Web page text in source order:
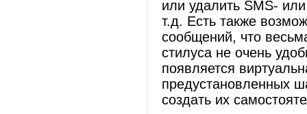
или удалить SMS-
т.д. Есть также
сообщений, что
стилуса не очень
появляется
предустановленных
создать их